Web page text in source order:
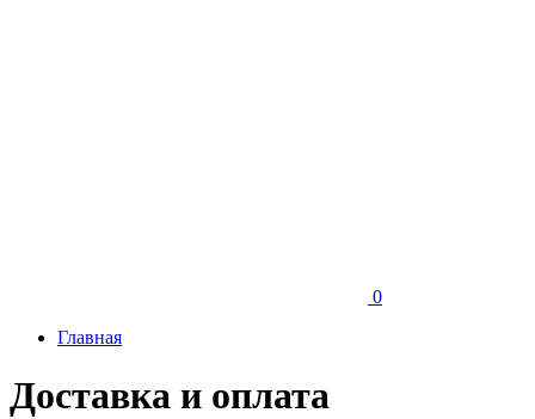
0
Главная
Доставка и оплата